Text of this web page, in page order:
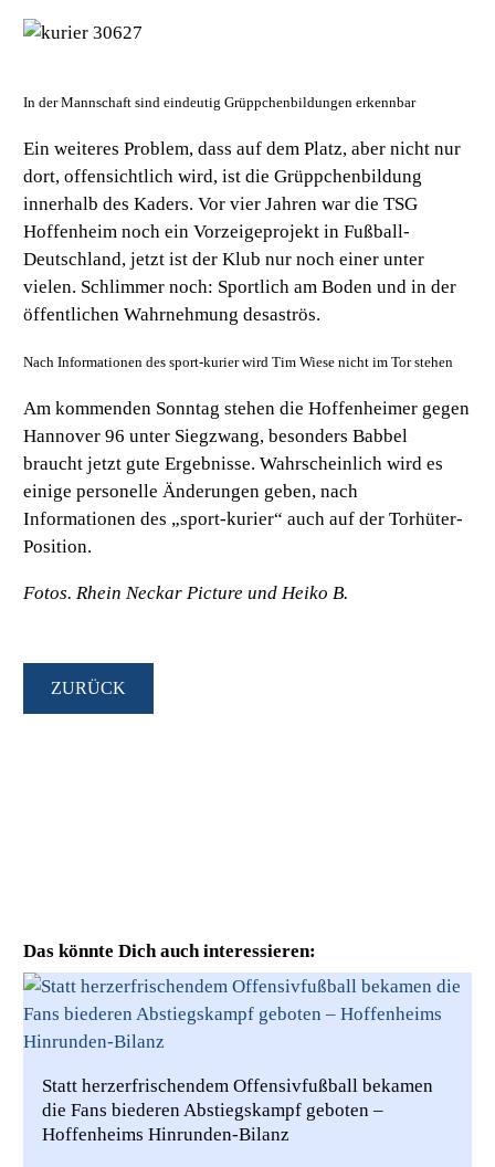
In der Mannschaft sind eindeutig Grüppchenbildungen erkennbar
Ein weiteres Problem, dass auf dem Platz, aber nicht nur
dort, offensichtlich wird, ist die Grüppchenbildung
innerhalb des Kaders. Vor vier Jahren war die TSG
Hoffenheim noch ein Vorzeigeprojekt in Fußball-
Deutschland, jetzt ist der Klub nur noch einer unter
vielen. Schlimmer noch: Sportlich am Boden und in der
öffentlichen Wahrnehmung desaströs.
Nach Informationen des sport-kurier wird Tim Wiese nicht im Tor stehen
Am kommenden Sonntag stehen die Hoffenheimer gegen
Hannover 96 unter Siegzwang, besonders Babbel
braucht jetzt gute Ergebnisse. Wahrscheinlich wird es
einige personelle Änderungen geben, nach
Informationen des „sport-kurier“ auch auf der Torhüter-
Position.
Fotos. Rhein Neckar Picture und Heiko B.
ZURÜCK
Das könnte Dich auch interessieren:
Statt herzerfrischendem Offensivfußball bekamen
die Fans biederen Abstiegskampf geboten –
Hoffenheims Hinrunden-Bilanz